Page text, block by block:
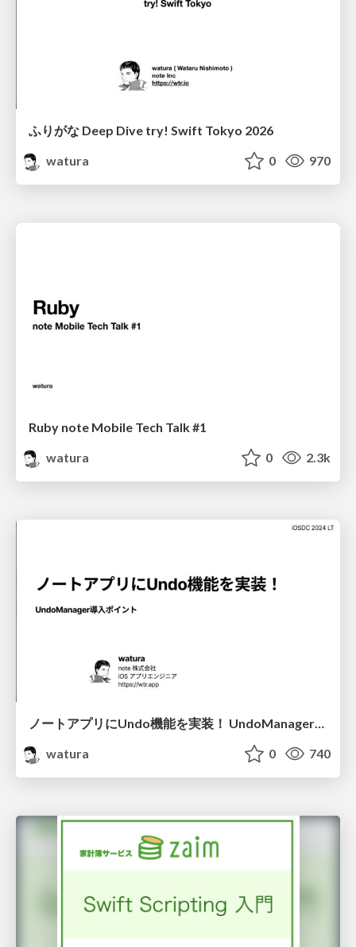
ふりがな Deep Dive try! Swift Tokyo 2026
watura
0 970
Ruby note Mobile Tech Talk #1
watura
0 2.3k
ノートアプリにUndo機能を実装！ UndoManager導入ポイント
watura
0 740